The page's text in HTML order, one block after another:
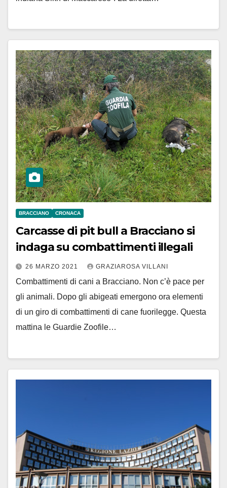
BRACCIANO CRONACA
Carcasse di pit bull a Bracciano si
indaga su combattimenti illegali
26 MARZO 2021 GRAZIAROSA VILLANI
Combattimenti di cani a Bracciano. Non c’è pace per
gli animali. Dopo gli abigeati emergono ora elementi
di un giro di combattimenti di cane fuorilegge. Questa
mattina le Guardie Zoofile…